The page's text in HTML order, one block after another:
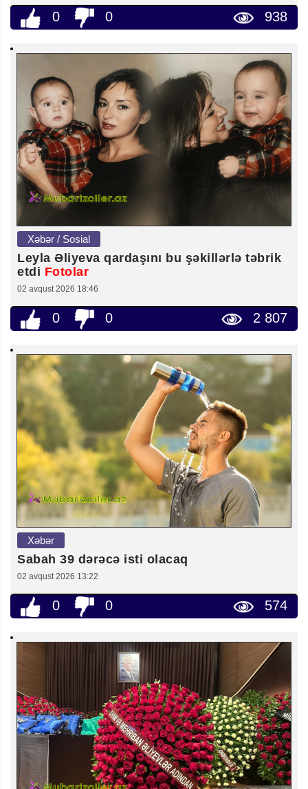
0 0 938
Xəbər / Sosial
Leyla Əliyeva qardaşını bu şəkillərlə təbrik
etdi Fotolar
02 avqust 2026 18:46
0 0 2 807
Xəbər
Sabah 39 dərəcə isti olacaq
02 avqust 2026 13:22
0 0 574